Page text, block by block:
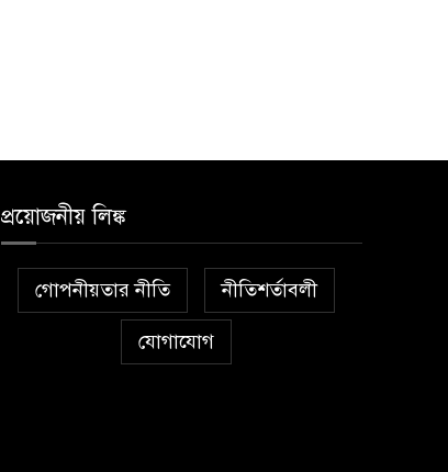
প্রয়োজনীয় লিঙ্ক
গোপনীয়তার নীতি নীতিশর্তাবলী
যোগাযোগ